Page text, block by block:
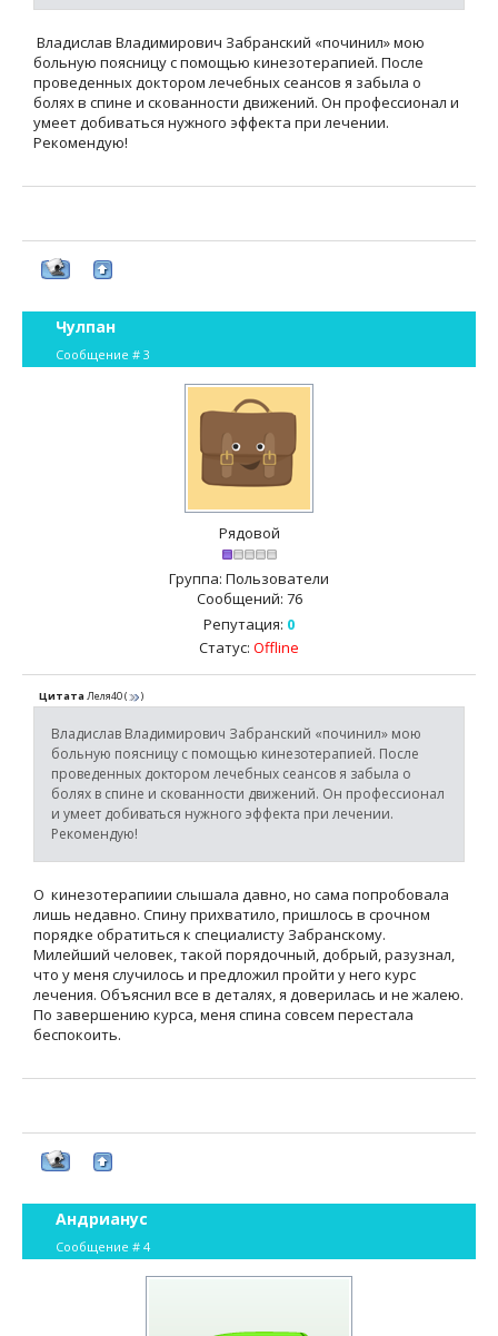
Владислав Владимирович Забранский «починил» мою
больную поясницу с помощью кинезотерапией. После
проведенных доктором лечебных сеансов я забыла о
болях в спине и скованности движений. Он профессионал и
умеет добиваться нужного эффекта при лечении.
Рекомендую!
Чулпан
Сообщение # 3
Рядовой
Группа: Пользователи
Сообщений: 76
Репутация: 0
Статус: Offline
ЦитатаЛеля40( )
Владислав Владимирович Забранский «починил» мою
больную поясницу с помощью кинезотерапией. После
проведенных доктором лечебных сеансов я забыла о
болях в спине и скованности движений. Он профессионал
и умеет добиваться нужного эффекта при лечении.
Рекомендую!
О кинезотерапиии слышала давно, но сама попробовала
лишь недавно. Спину прихватило, пришлось в срочном
порядке обратиться к специалисту Забранскому.
Милейший человек, такой порядочный, добрый, разузнал,
что у меня случилось и предложил пройти у него курс
лечения. Объяснил все в деталях, я доверилась и не жалею.
По завершению курса, меня спина совсем перестала
беспокоить.
Андрианус
Сообщение # 4